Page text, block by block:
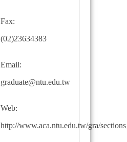
Fax:
(02)23634383
Email:
graduate@ntu.edu.tw
Web:
http://www.aca.ntu.edu.tw/gra/